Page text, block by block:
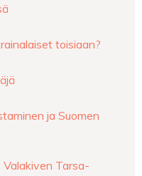
toisiaan?
ja Suomen
Tarsa-